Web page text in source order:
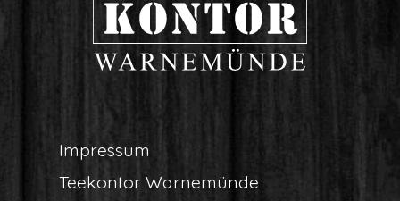
Impres­sum
Tee­kon­tor Warnemünde